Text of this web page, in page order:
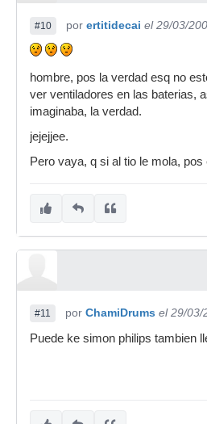
#10 por ertitidecai el 29/03/
hombre, pos la verdad esq no
ver ventiladores en las baterias,
imaginaba, la verdad.
jejejjee.
Pero vaya, q si al tio le mola,
#11 por ChamiDrums el 29/03/
Puede ke simon philips tambien